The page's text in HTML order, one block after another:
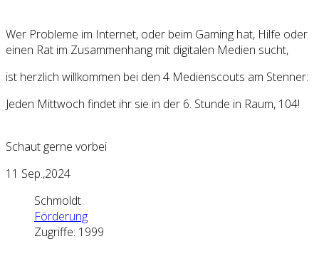
Wer Probleme im Internet, oder beim Gaming hat, Hilfe oder
einen Rat im Zusammenhang mit digitalen Medien sucht,
ist herzlich willkommen bei den 4 Medienscouts am Stenner:
Jeden Mittwoch findet ihr sie in der 6. Stunde in Raum, 104!
Schaut gerne vorbei
11 Sep.,2024
Schmoldt
Förderung
Zugriffe: 1999